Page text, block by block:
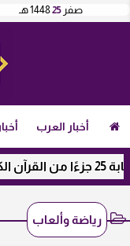
صفر 251448 هـ
أخبار العرب
رياضة وألعاب